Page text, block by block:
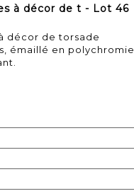
à décor de t - Lot 46
décor de torsade
émaillé en polychromie